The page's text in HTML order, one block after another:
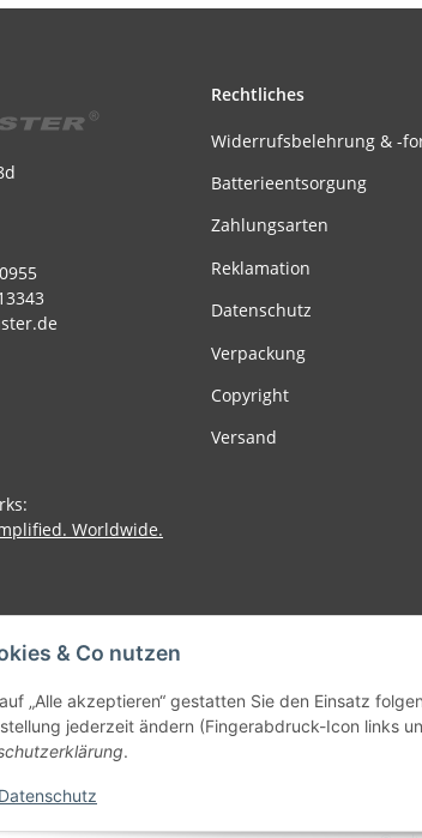
& Co nutzen
„Alle akzeptieren“ gestatten Sie den Einsatz
jederzeit ändern (Fingerabdruck-Icon links
.
Datenschutz
Rechtliches
Widerrufsbelehrung & -
Batterieentsorgung
Zahlungsarten
Reklamation
Datenschutz
Verpackung
Copyright
Versand
Worldwide.
USt., zzgl.